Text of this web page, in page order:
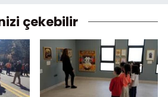
çekebilir